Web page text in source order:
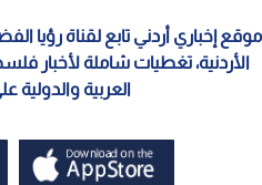
موقع إخباري أردني تابع لقناة رؤيا
الأردنية، تغطيات شاملة لأخبار
العربية والدولية